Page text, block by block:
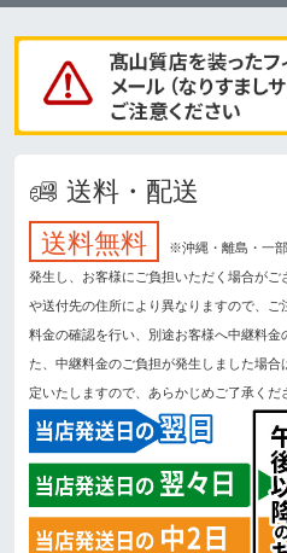
送料・配送
送料無料
※沖縄・離島・一
発生し、お客様にご負担いただく場合が
や送付先の住所により異なりますので、
料金の確認を行い、別途お客様へ中継料金
た、中継料金のご負担が発生しました場
定いたしますので、あらかじめご了承くだ